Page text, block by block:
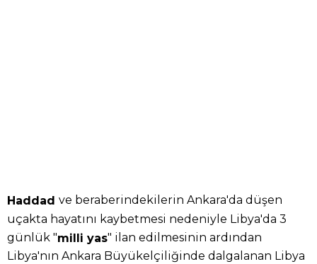
Haddad ve beraberindekilerin Ankara'da düşen
uçakta hayatını kaybetmesi nedeniyle Libya'da 3
günlük "milli yas" ilan edilmesinin ardından
Libya'nın Ankara Büyükelçiliğinde dalgalanan Libya